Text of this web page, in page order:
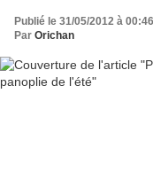
Publié le 31/05/2012 à 00:46
Par Orichan